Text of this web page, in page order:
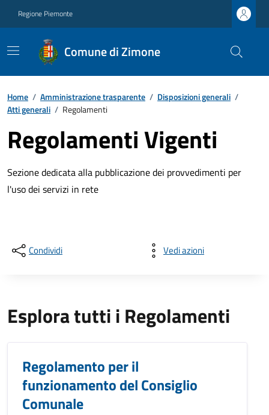
Regione Piemonte
Comune di Zimone
Home / Amministrazione trasparente / Disposizioni generali /
Atti generali / Regolamenti
Regolamenti Vigenti
Sezione dedicata alla pubblicazione dei provvedimenti per
l'uso dei servizi in rete
Condividi Vedi azioni
Esplora tutti i Regolamenti
Regolamento per il
funzionamento del Consiglio
Comunale